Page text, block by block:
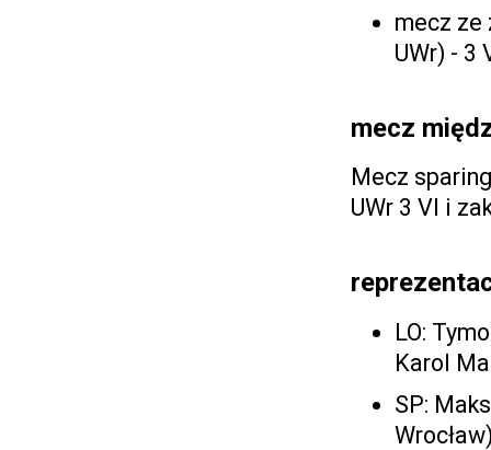
mecz ze
UWr) - 3
mecz
Mecz
UWr 3 VI i
LO:
Karol
SP: